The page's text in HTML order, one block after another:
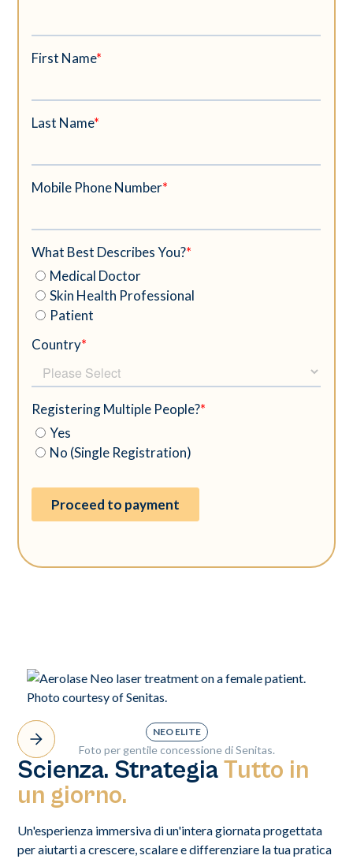
Scienza. StrategiaTutto in
un giorno.
Un'esperienza immersiva di un'intera giornata progettata
per aiutarti a crescere, scalare e differenziare la tua pratica
NEO ELITE
Foto per gentile concessione di Senitas.